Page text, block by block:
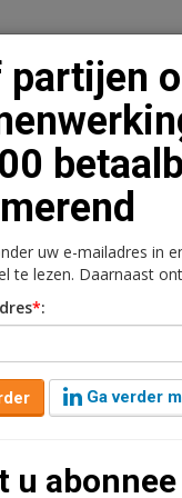
Vacaturebank
gaan samen
uw e-mailadres in
te lezen. Daarnaast
*:
Ga verder
u